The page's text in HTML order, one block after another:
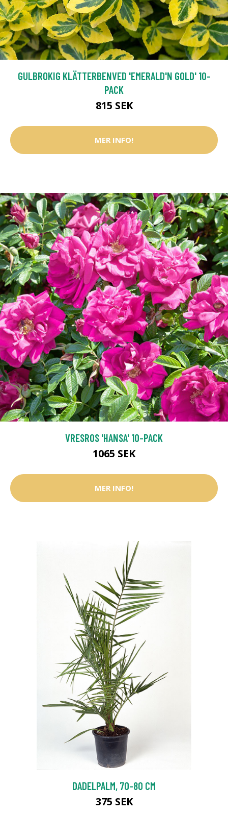
GULBROKIG KLÄTTERBENVED 'EMERALD'N GOLD' 10-
PACK
815 SEK
MER INFO!
VRESROS 'HANSA' 10-PACK
1065 SEK
MER INFO!
DADELPALM, 70-80 CM
375 SEK